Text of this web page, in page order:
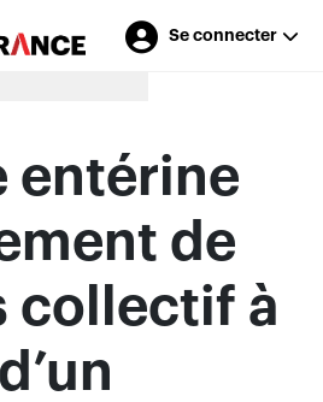
Se connecter
à nos annonceurs
entérine
de
collectif à